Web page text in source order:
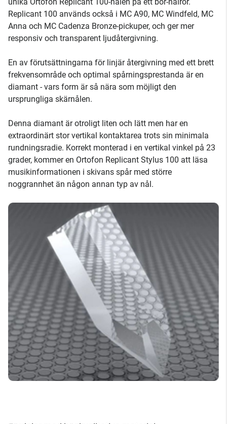
Replicant 100 används också i MC A90, MC Windfeld, MC
Anna och MC Cadenza Bronze-pickuper, och ger mer
responsiv och transparent ljudåtergivning.
En av förutsättningarna för linjär återgivning med ett brett
frekvensområde och optimal spårningsprestanda är en
diamant - vars form är så nära som möjligt den
ursprungliga skärnålen.
Denna diamant är otroligt liten och lätt men har en
extraordinärt stor vertikal kontaktarea trots sin minimala
rundningsradie. Korrekt monterad i en vertikal vinkel på 23
grader, kommer en Ortofon Replicant Stylus 100 att läsa
musikinformationen i skivans spår med större
noggrannhet än någon annan typ av nål.